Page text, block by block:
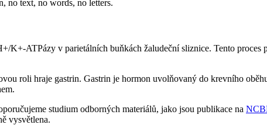
ATPázy v parietálních buňkách žaludeční sliznice. Tento
roli hraje gastrin. Gastrin je hormon uvolňovaný do krevního
studium odborných materiálů, jako jsou publikace na
vysvětlena.